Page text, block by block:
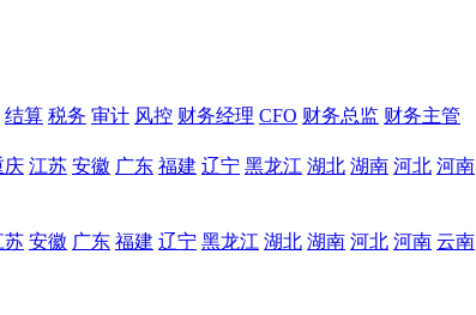
结算 税务 审计 风控 财务经理 CFO 财务总监 财务主管
庆 江苏 安徽 广东 福建 辽宁 黑龙江 湖北 湖南 河北 河南
苏 安徽 广东 福建 辽宁 黑龙江 湖北 湖南 河北 河南 云南